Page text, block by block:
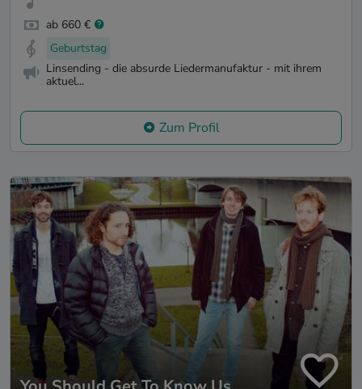
ab 660 €
Geburtstag
Linsending - die absurde Liedermanufaktur - mit ihrem
aktuel...
Zum Profil